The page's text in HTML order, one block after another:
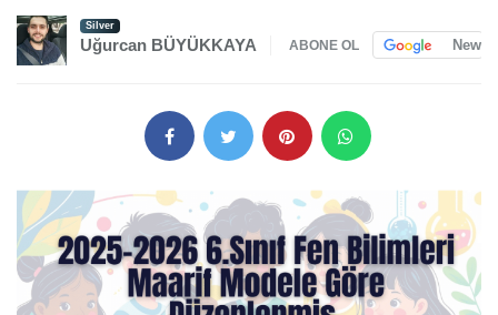
Silver
Uğurcan BÜYÜKKAYA ABONE OL News